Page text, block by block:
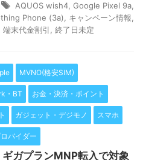
AQUOS wish4 Google Pixel 9a
Phone (3a) キャンペーン情報
端末代金割引 終了日未定
MVNO(格安SIM)
・BT お金・決済・ポイント
ガジェット・デジモノ スマホ
バイダー
ギガプランMNP転入で対象